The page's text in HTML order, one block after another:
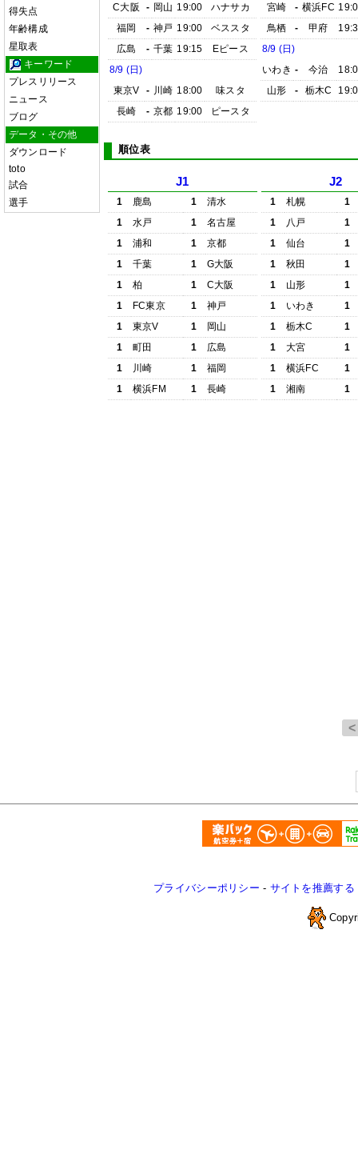
得失点
年齢構成
星取表
キーワード
プレスリリース
ニュース
ブログ
データ・その他
ダウンロード
toto
試合
選手
C大阪
- 岡山 19:00
ハナサカ
福岡
- 神戸 19:00
ベススタ
広島
- 千葉 19:15
Eピース
8/9 (日)
東京V
- 川崎 18:00
味スタ
長崎
- 京都 19:00 ピースタ
宮崎
- 横浜FC
鳥栖
- 甲府
8/9 (日)
いわき - 今治
山形
- 栃木C
順位表
J1
1 鹿島 1
清水
1
水戸 1
名古屋
1
浦和 1
京都
1
千葉 1
G大阪
1
柏 1
C大阪
1
FC東京 1
神戸
1
東京V 1
岡山
1
町田 1
広島
1
川崎 1
福岡
1
横浜FM 1 長崎
J2
1 札幌
1
1
八戸
1
1
仙台
1
1
秋田
1
1
山形
1
1
いわき
1
1
栃木C
1
1
大宮
1
1
横浜FC
1
1
湘南 1
プライバシーポリシー - サイトを推薦する